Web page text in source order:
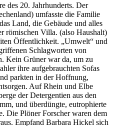
des 20. Jahrhunderts. Der
umfasste die Familie
Land, die Gebäude und alles
römischen Villa. (also Haushalt)
Öffentlichkeit.
Umwelt
und
Schlagworten von
Kein Grüner war da, um zu
ihre aufgebrauchten Sofas
parkten in der Hoffnung,
Auf Rhein und Elbe
der Detergentien aus den
und überdüngte, eutrophierte
Die Plöner Forscher waren dem
Empfand Barbara Hickel sich